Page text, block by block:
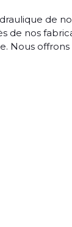
de
de nos
Nous